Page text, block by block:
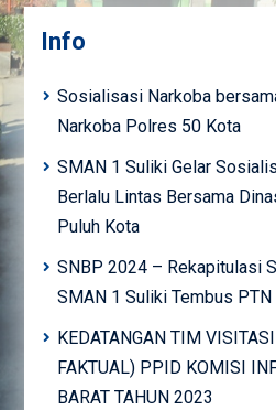
Info
Sosialisasi Narkoba
Narkoba Polres 50 Kota
SMAN 1 Suliki Gelar
Berlalu Lintas Bersama
Puluh Kota
SNBP 2024 – Rekapitulasi
SMAN 1 Suliki Tembus PTN
KEDATANGAN TIM
FAKTUAL) PPID KOMISI
BARAT TAHUN 2023